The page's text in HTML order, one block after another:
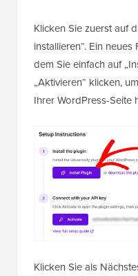
Klicken Sie zuerst auf
installieren“. Ein
dem Sie einfach auf
„Aktivieren“ klicken,
Ihrer WordPress-Seite
Klicken Sie als